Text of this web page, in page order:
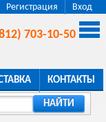
Регистрация Вход
703-10-50
КОНТАКТЫ
НАЙТИ